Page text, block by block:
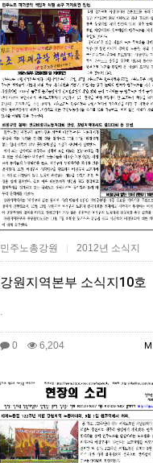
민주노총강원 2012년 소식지
강원지역본부 소식지10호
.
0 6,204